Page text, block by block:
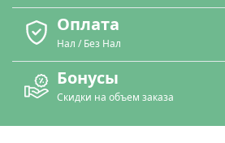
Оплата
Нал / Без Нал
Бонусы
Скидки на объем заказа